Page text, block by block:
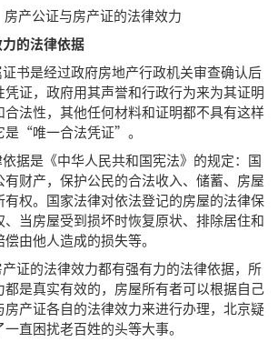
公证与房产证的法律效力
的法律依据
是经过政府房地产行政机关审查确认后
证，政府用其声誉和行政行为来为其证明
法性，其他任何材料和证明都不具有这样
是“唯一合法凭证”。
是《中华人民共和国宪法》的规定：国
财产，保护公民的合法收入、储蓄、房屋
权。国家法律对依法登记的房屋的法律保
当房屋受到损坏时恢复原状、排除居住和
由他人造成的损失等。
的法律效力都有强有力的法律依据，所
都是真实有效的，房屋所有者可以根据自己
房产证各自的法律效力来进行办理，北京疑
直困扰老百姓的头等大事。